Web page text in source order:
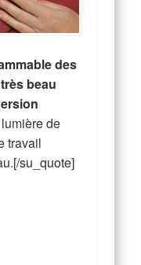
des
très beau
de
travail
su_quote]